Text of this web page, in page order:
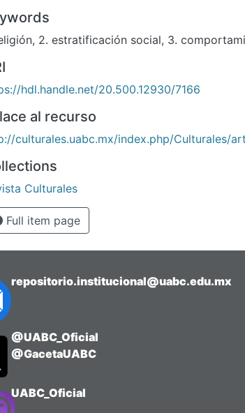
, 2. estratificación social, 3.
hdl.handle.net/20.500.12930/7166
al recurso
culturales.uabc.mx/index.php/Culturales/
Culturales
Full item page
repositorio.institucional@uabc.edu.mx
@UABC_Oficial
@GacetaUABC
UABC_Oficial